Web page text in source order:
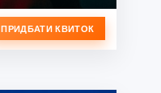
ПРИДБАТИ КВИТОК